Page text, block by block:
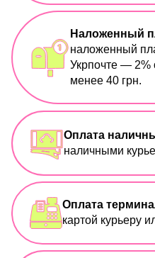
Наложенный
наложенный
Укрпочте — 2%
менее 40 грн.
Оплата
наличными
Оплата
картой курьеру